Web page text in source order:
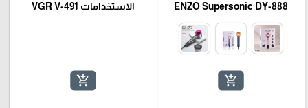
ENZO Supersonic DY-888
add_shopping_cart
الاستخدامات VGR V-491
add_shopping_cart